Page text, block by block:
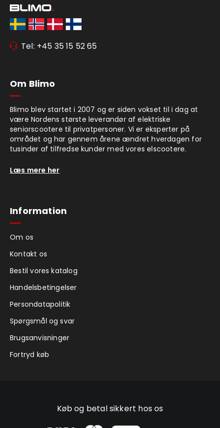
Tel: +45 35 15 52 65
Om Blimo
Blimo blev startet i 2007 og er siden vokset til i dag at
være Nordens største leverandør af elektriske
seniorscootere til privatpersoner. Vi er eksperter på
området og har gennem årene ændret hverdagen for
tusinder af tilfredse kunder med vores elscootere.
Læs mere her
Information
Om os
Kontakt os
Bestil vores katalog
Handelsbetingelser
Persondatapolitik
Spørgsmål og svar
Brugsanvisninger
Fortryd køb
Køb og betal sikkert hos os